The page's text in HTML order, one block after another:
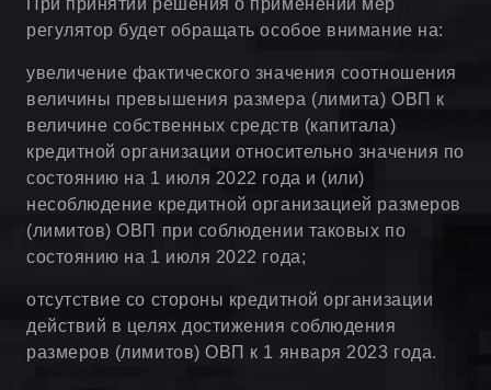
При принятии решения о применении мер
регулятор будет обращать особое внимание на:
увеличение фактического значения соотношения
величины превышения размера (лимита) ОВП к
величине собственных средств (капитала)
кредитной организации относительно значения по
состоянию на 1 июля 2022 года и (или)
несоблюдение кредитной организацией размеров
(лимитов) ОВП при соблюдении таковых по
состоянию на 1 июля 2022 года;
отсутствие со стороны кредитной организации
действий в целях достижения соблюдения
размеров (лимитов) ОВП к 1 января 2023 года.